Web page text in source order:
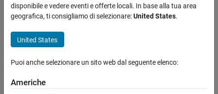
disponibile e vedere eventi e offerte locali. In base alla tua area
geografica, ti consigliamo di selezionare:United States.
United States
Puoi anche selezionare un sito web dal seguente elenco:
Americhe